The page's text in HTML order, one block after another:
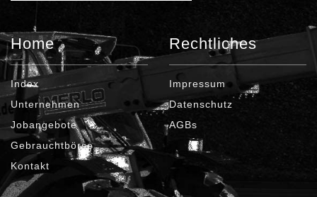
Home
Index
Unternehmen
Jobangebote
Gebrauchtbörse
Kontakt
Rechtliches
Impressum
Datenschutz
AGBs